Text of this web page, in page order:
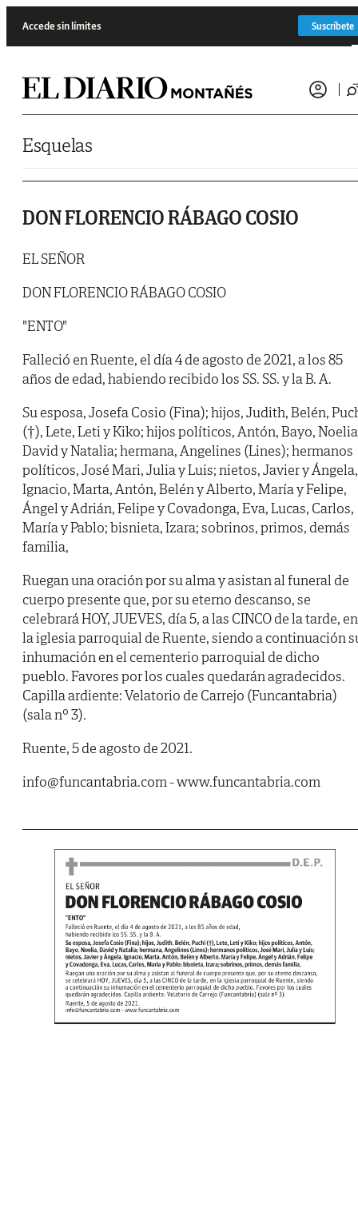
Accede sin límites Suscríbete
Esquelas
DON FLORENCIO RÁBAGO COSIO
EL SEÑOR
DON FLORENCIO RÁBAGO COSIO
"ENTO"
Falleció en Ruente, el día 4 de agosto de 2021, a los 85
años de edad, habiendo recibido los SS. SS. y la B. A.
Su esposa, Josefa Cosio (Fina); hijos, Judith, Belén,
(†), Lete, Leti y Kiko; hijos políticos, Antón, Bayo,
David y Natalia; hermana, Angelines (Lines); hermanos
políticos, José Mari, Julia y Luis; nietos, Javier y Ángela,
Ignacio, Marta, Antón, Belén y Alberto, María y Felipe,
Ángel y Adrián, Felipe y Covadonga, Eva, Lucas, Carlos,
María y Pablo; bisnieta, Izara; sobrinos, primos, demás
familia,
Ruegan una oración por su alma y asistan al funeral de
cuerpo presente que, por su eterno descanso, se
celebrará HOY, JUEVES, día 5, a las CINCO de la tarde, en
la iglesia parroquial de Ruente, siendo a continuación
inhumación en el cementerio parroquial de dicho
pueblo. Favores por los cuales quedarán agradecidos.
Capilla ardiente: Velatorio de Carrejo (Funcantabria)
(sala nº 3).
Ruente, 5 de agosto de 2021.
info@funcantabria.com - www.funcantabria.com